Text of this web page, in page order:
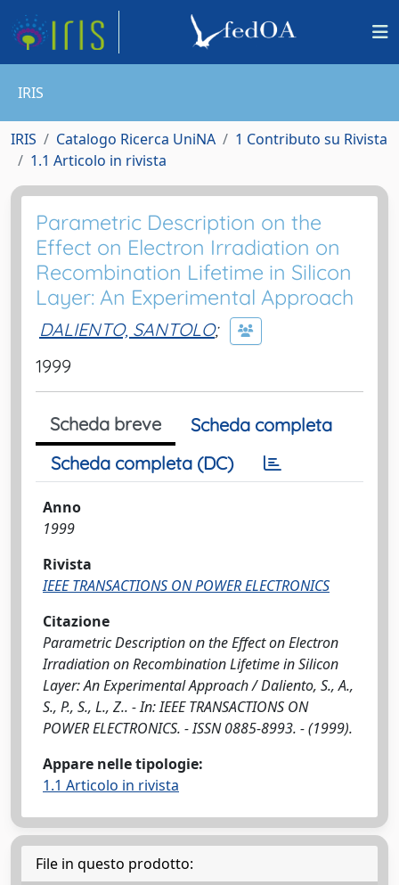
IRIS
IRIS Catalogo Ricerca UniNA
1 Contributo su Rivista
1.1 Articolo in rivista
Parametric Description on the
Effect on Electron Irradiation on
Recombination Lifetime in Silicon
Layer: An Experimental Approach
DALIENTO, SANTOLO;
1999
Scheda breve
Scheda completa
Scheda completa (DC)
Anno
1999
Rivista
IEEE TRANSACTIONS ON POWER ELECTRONICS
Citazione
Parametric Description on the Effect on Electron
Irradiation on Recombination Lifetime in Silicon
Layer: An Experimental Approach / Daliento, S., A.,
S., P., S., L., Z.. - In: IEEE TRANSACTIONS ON
POWER ELECTRONICS. - ISSN 0885-8993. - (1999).
Appare nelle tipologie:
1.1 Articolo in rivista
File in questo prodotto: